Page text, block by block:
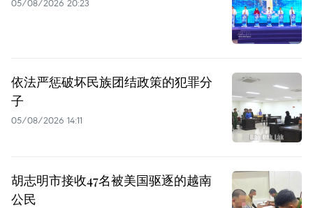
依法严惩破坏民族团结政策的犯罪分
子
05/08/2026 14:11
胡志明市接收47名被美国驱逐的越南
公民